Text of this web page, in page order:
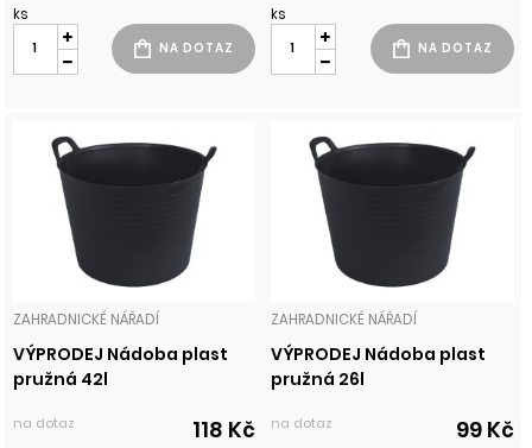
ks ks
ZAHRADNICKÉ NÁŘADÍ
VÝPRODEJ Nádoba plast
pružná 42l
na dotaz 118 Kč
ZAHRADNICKÉ NÁŘADÍ
VÝPRODEJ Nádoba plast
pružná 26l
na dotaz 99 Kč